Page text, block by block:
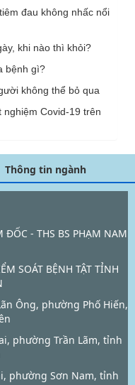
đau không nhấc nổi
khi nào thì khỏi?
bệnh gì?
không thể bỏ qua
Covid-19 trên
Thông tin ngành
ĐỐC - THS BS PHẠM NAM
SOÁT BỆNH TẬT TỈNH
Ông, phường Phố Hiến,
phường Trần Lãm, tỉnh
phường Sơn Nam, tỉnh